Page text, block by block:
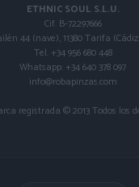
ETHNIC SOUL S.L.U.
Cif. B-72297666
44 (nave), 11380 Tarifa
Tel. +34 956 680 448
Whatsapp: +34 640 378 097
info@robapinzas.com
registrada © 2013 Todos los